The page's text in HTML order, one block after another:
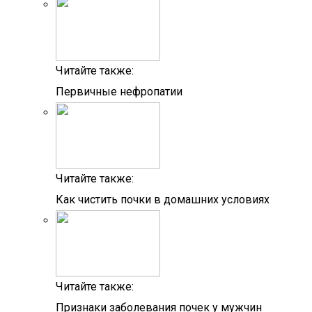
Читайте также:
Первичные нефропатии
Читайте также:
Как чистить почки в домашних условиях
Читайте также:
Признаки заболевания почек у мужчин